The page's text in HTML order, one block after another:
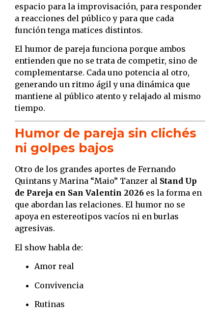
espacio para la improvisación, para responder
a reacciones del público y para que cada
función tenga matices distintos.
El humor de pareja funciona porque ambos
entienden que no se trata de competir, sino de
complementarse. Cada uno potencia al otro,
generando un ritmo ágil y una dinámica que
mantiene al público atento y relajado al mismo
tiempo.
Humor de pareja sin clichés
ni golpes bajos
Otro de los grandes aportes de Fernando
Quintans y Marina “Maio” Tanzer al Stand Up
de Pareja en San Valentin 2026 es la forma en
que abordan las relaciones. El humor no se
apoya en estereotipos vacíos ni en burlas
agresivas.
El show habla de:
Amor real
Convivencia
Rutinas